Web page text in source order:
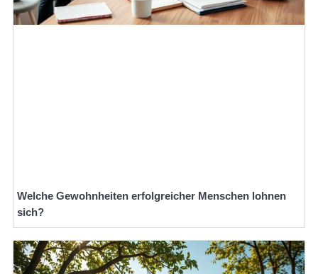
Welche Gewohnheiten erfolgreicher Menschen lohnen
sich?